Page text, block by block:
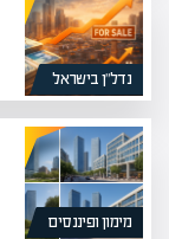
נדל”ן בישראל
מימון ופיננסים